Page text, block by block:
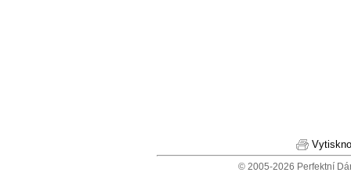
© 2005-2026 Perfektní